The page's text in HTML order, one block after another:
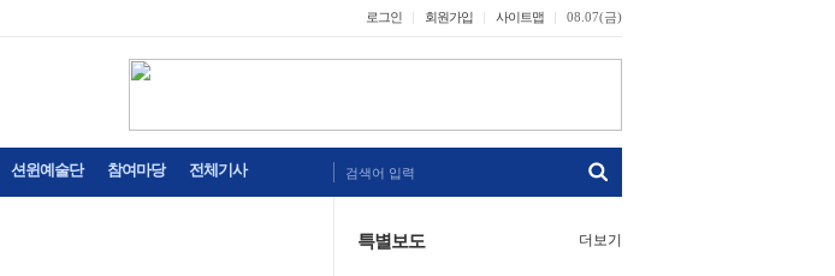
로그인 회원가입 사이트맵 08.07(금)
션윈예술단 참여마당 전체기사 검색어 입력
특별보도 더보기